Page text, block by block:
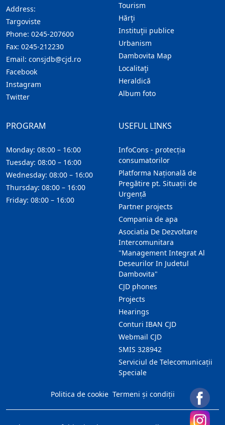
Address:
Targoviste
Phone: 0245-207600
Fax: 0245-212230
Email: consjdb@cjd.ro
Facebook
Instagram
Twitter
Tourism
Hărţi
Instituţii publice
Urbanism
Dambovita Map
Localitaţi
Heraldică
Album foto
USEFUL LINKS
InfoCons - protecția
consumatorilor
Platforma Națională de
Pregătire pt. Situații de
Urgență
Partner projects
Compania de apa
Asociatia De Dezvoltare
Intercomunitara
"Management Integrat Al
Deseurilor In Judetul
Dambovita"
CJD phones
Projects
Hearings
Conturi IBAN CJD
Webmail CJD
SMIS 328942
Serviciul de Telecomunicații
Speciale
PROGRAM
Monday: 08:00 – 16:00
Tuesday: 08:00 – 16:00
Wednesday: 08:00 – 16:00
Thursday: 08:00 – 16:00
Friday: 08:00 – 16:00
Politica de cookie Termeni și condiții